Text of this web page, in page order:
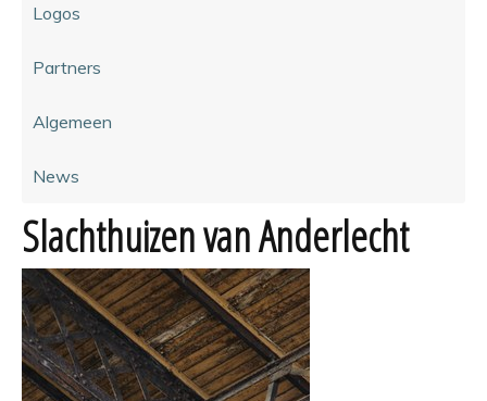
Logos
Partners
Algemeen
News
Slachthuizen van Anderlecht